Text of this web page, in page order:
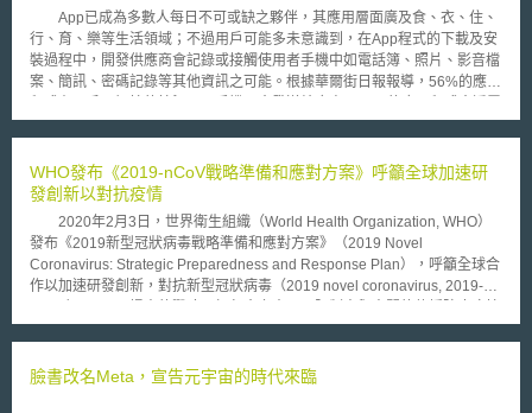
App已成為多數人每日不可或缺之夥伴，其應用層面廣及食、衣、住、
行、育、樂等生活領域；不過用戶可能多未意識到，在App程式的下載及安
裝過程中，開發供應商會記錄或接觸使用者手機中如電話簿、照片、影音檔
案、簡訊、密碼記錄等其他資訊之可能。根據華爾街日報報導，56%的應用
用戶的所處位置，使得個人隱私蕩然無存。 加拿大當地的隱私法規要
用環境中，無論是開發商、服務供應商、應用平台或是廣告商，只要有接觸
用戶個人資訊之可能，就有遵守法規之義務。但考量App這樣一個嶄新又快
戰。因此，加拿大隱私權主管機關（Office of the Privacy Commissioner of
Canada，簡稱OPC）乃會同加拿大境內的阿爾伯特及不列顛哥倫比亞兩省
各自之地方主管機關（其分別為Office of the Information & Privacy
Commissioner of Alberta及Office of the Information & Privacy
原則，提高使用者隱私受保護之程度；除必須使用清晰且易懂之方式告知用
WHO發布《2019‑nCoV戰略準備和應對方案》呼籲全球加速研
發創新以對抗疫情
2020年2月3日，世界衛生組織（World Health Organization, WHO）
發布《2019新型冠狀病毒戰略準備和應對方案》（2019 Novel
Coronavirus: Strategic Preparedness and Response Plan），呼籲全球合
作以加速研發創新，對抗新型冠狀病毒（2019 novel coronavirus, 2019-
擴散、盡速發現並隔離以便提供患者最佳照護、查明並減少動物來源的傳
作夥伴關係減少疫情對社會經濟影響。而WHO設立的戰略目標，可以透過
臉書改名Meta，宣告元宇宙的時代來臨